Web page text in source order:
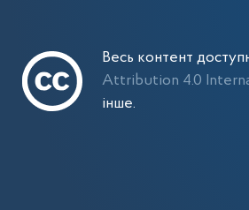
Весь контент
Attribution 4.0
інше.